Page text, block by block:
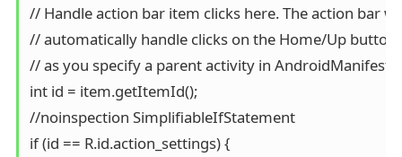
// Handle action bar item clicks here. The action bar
// automatically handle clicks on the Home/Up
// as you specify a parent activity in
int id = item.getItemId();
//noinspection SimplifiableIfStatement
if (id == R.id.action_settings) {